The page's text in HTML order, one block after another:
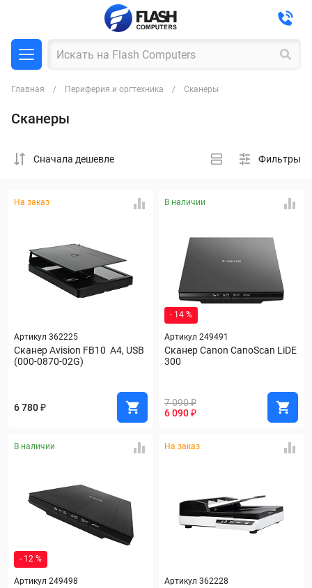
Главная Периферия и оргтехника Сканеры
Сканеры
Cначала дешевле Фильтры
На заказ
Артикул 362225
Сканер Avision FB10  A4, USB
(000-0870-02G)
6 780 ₽
В наличии
- 14 %
Артикул 249491
Сканер Canon CanoScan LiDE
300
7 090 ₽
6 090 ₽
В наличии
- 12 %
Артикул 249498
На заказ
Артикул 362228